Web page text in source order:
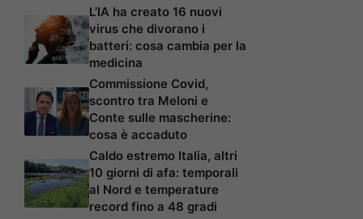
L’IA ha creato 16 nuovi
virus che divorano i
batteri: cosa cambia per la
medicina
Commissione Covid,
scontro tra Meloni e
Conte sulle mascherine:
cosa è accaduto
Caldo estremo Italia, altri
10 giorni di afa: temporali
al Nord e temperature
record fino a 48 gradi